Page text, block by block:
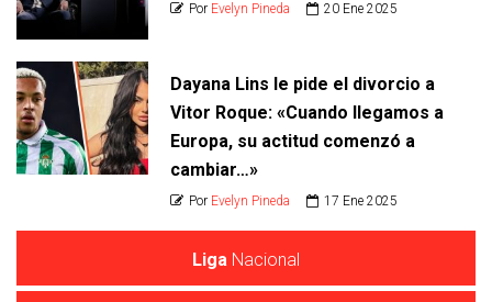
Por Evelyn Pineda 20 Ene 2025
Dayana Lins le pide el divorcio a
Vitor Roque: «Cuando llegamos a
Europa, su actitud comenzó a
cambiar…»
Por Evelyn Pineda 17 Ene 2025
Liga Nacional